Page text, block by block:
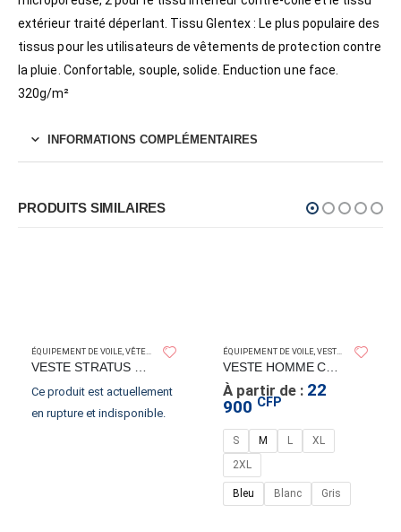
extérieur traité déperlant. Tissu Glentex : Le plus populaire des
tissus pour les utilisateurs de vêtements de protection contre
la pluie. Confortable, souple, solide. Enduction une face.
320g/m²
INFORMATIONS COMPLÉMENTAIRES
PRODUITS SIMILAIRES
ÉQUIPEMENT DE VOILE,VÊTEMENTS ÉTANCHES GUY COTTEN
VESTE STRATUS GLENTEX
Ce produit est actuellement
en rupture et indisponible.
ÉQUIPEMENT DE VOILE,VESTES ET PULLS
VESTE HOMME CREW HOODED HELLYHANSEN
À partir de : 22
900 CFP
S M L
XL
2XL
Bleu Blanc Gris